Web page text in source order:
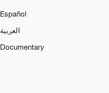
Español
العربية
Documentary